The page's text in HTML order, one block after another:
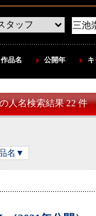
作品名 公開年
人名検索結果 22 件
名▼